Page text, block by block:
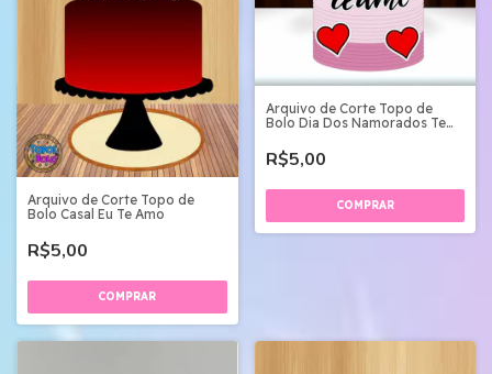
Arquivo de Corte Topo de
Bolo Casal Eu Te Amo
R$5,00
Arquivo de Corte Topo de
Bolo Dia Dos Namorados Te
R$5,00